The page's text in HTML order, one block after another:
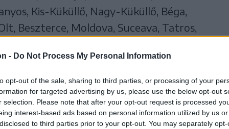
- Do Not Process My Personal Information
opt-out of the sale, sharing to third parties, or processing of your
for targeted advertising by us, please use the below opt-out
selection. Please note that after your opt-out request is processed
interest-based ads based on personal information utilized by us
to third parties prior to your opt-out. You may separately
Kis-Küküllő, Nagy-Küküllő, Béga,
Beszterce, Moldova, Suceava, Tatros,
Szatmár, Beszterce-Naszód, Kolozs,
,Maros, Brassó, Szeben, Hunyad, Arad,
Suceava, Bákó, Neamţ, Botoşani,
érvényes.